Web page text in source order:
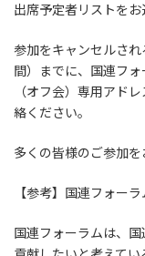
出席予定者リストをお
参加をキャンセルさ
間）までに、国連フ
（オフ会）専用アド
絡ください。
多くの皆様のご参加を
【参考】国連フォーラ
国連フォーラムは、